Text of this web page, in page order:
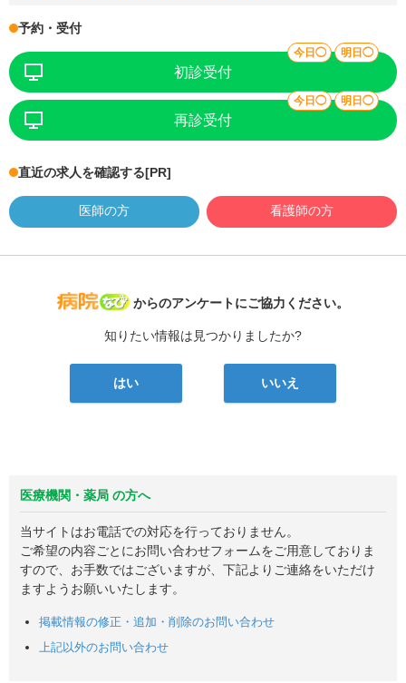
予約・受付
初診受付
今日◯ 明日◯
再診受付
今日◯ 明日◯
直近の求人を確認する[PR]
医師の方 看護師の方
病院なび
からのアンケートにご協力ください。
知りたい情報は見つかりましたか?
はい いいえ
医療機関・薬局 の方へ
当サイトはお電話での対応を行っておりません。
ご希望の内容ごとにお問い合わせフォームをご用意しておりま
すので、お手数ではございますが、下記よりご連絡をいただけ
ますようお願いいたします。
掲載情報の修正・追加・削除のお問い合わせ
上記以外のお問い合わせ